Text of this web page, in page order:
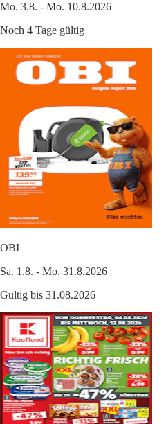
Mo. 3.8. - Mo. 10.8.2026
Noch 4 Tage gültig
OBI
Sa. 1.8. - Mo. 31.8.2026
Gültig bis 31.08.2026